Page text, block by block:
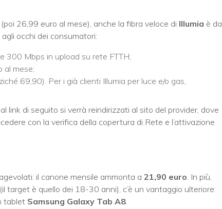
26,99 euro al mese), anche la fibra veloce di Illumia è da
occhi dei consumatori:
e 300 Mbps in upload su rete FTTH;
al mese;
69,90). Per i già clienti Illumia per luce e/o gas,
link di seguito si verrà reindirizzati al sito del provider, dove
con la verifica della copertura di Rete e l’attivazione
il canone mensile ammonta a 21,90 euro. In più,
target è quello dei 18-30 anni), c’è un vantaggio ulteriore:
tablet Samsung Galaxy Tab A8.